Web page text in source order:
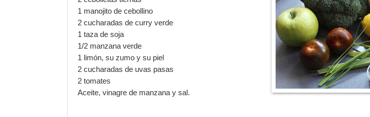
1 manojito de cebollino
2 cucharadas de curry verde
1 taza de soja
1/2 manzana verde
1 limón, su zumo y su piel
2 cucharadas de uvas pasas
2 tomates
Aceite, vinagre de manzana y sal.